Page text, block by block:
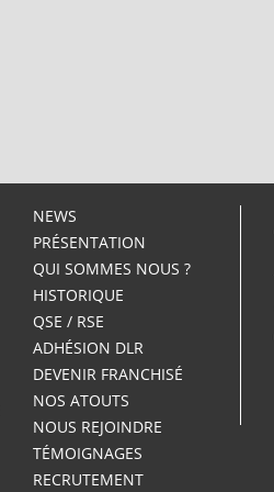
NEWS
PRÉSENTATION
QUI SOMMES NOUS ?
HISTORIQUE
QSE / RSE
ADHÉSION DLR
DEVENIR FRANCHISÉ
NOS ATOUTS
NOUS REJOINDRE
TÉMOIGNAGES
RECRUTEMENT